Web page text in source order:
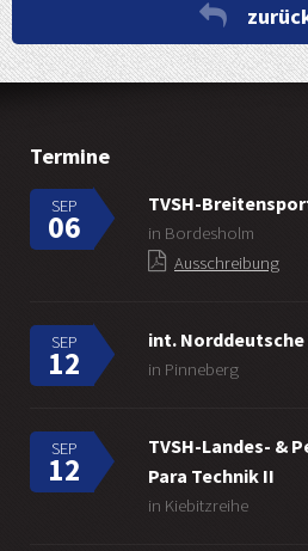
Termine
SEP
06
TVSH-
in Bordesholm
Ausschreibung
SEP
12
int.
in Pinneberg
SEP
12
TVSH-Landes- &
Para Technik II
in Kiebitzreihe